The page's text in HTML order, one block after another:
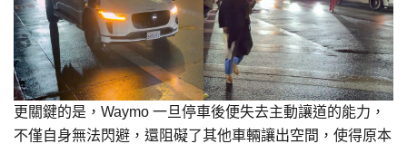
更關鍵的是，Waymo 一旦停車後便失去主動讓道的能力，
不僅自身無法閃避，還阻礙了其他車輛讓出空間，使得原本